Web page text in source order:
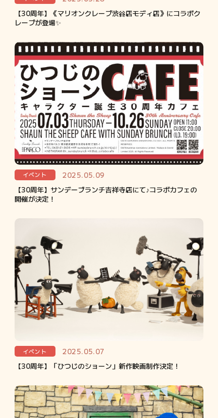
【30周年】《マリオンクレープ渋谷店モディ店》にコラボク
レープが登場✨
イベント
2025.05.09
【30周年】サンデーブランチ吉祥寺店にて♪コラボカフェの
開催が決定！
イベント
2025.05.07
【30周年】「ひつじのショーン」新作映画制作決定！